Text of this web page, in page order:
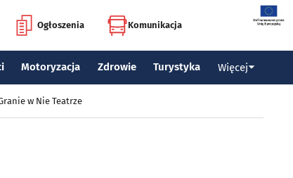
Ogłoszenia Komunikacja
Motoryzacja Zdrowie Turystyka Więcej
w Nie Teatrze